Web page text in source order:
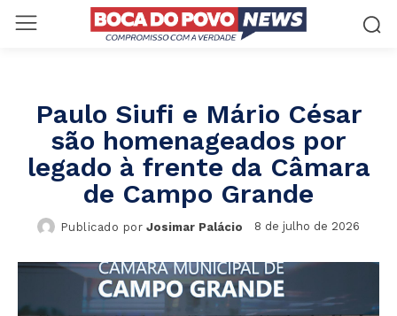
Paulo Siufi e Mário César
são homenageados por
legado à frente da Câmara
de Campo Grande
Publicado por Josimar Palácio 8 de julho de 2026